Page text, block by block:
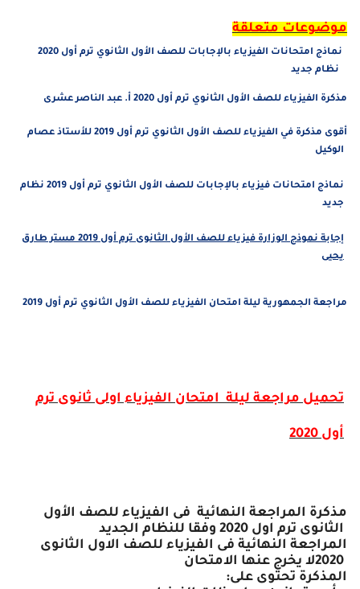
موضوعات متعلقة
نماذج امتحانات الفيزياء بالإجابات للصف الأول الثانوي ترم أول 2020
نظام جديد
مذكرة الفيزياء للصف الأول الثانوي ترم أول 2020 أ. عبد الناصر عشرى
أقوى مذكرة في الفيزياء للصف الأول الثانوي ترم أول 2019 للأستاذ عصام
الوكيل
نماذج امتحانات فيزياء بالإجابات للصف الأول الثانوي ترم أول 2019 نظام
جديد
إجابة نموذج الوزارة فيزياء للصف الأول الثانوى ترم أول 2019 مستر طارق
يحيى
مراجعة الجمهورية ليلة امتحان الفيزياء للصف الأول الثانوي ترم أول 2019
تحميل مراجعة ليلة امتحان الفيزياء اولى ثانوى ترم
أول 2020
مذكرة المراجعة النهائية فى الفيزياء للصف الأول
الثانوى ترم اول 2020 وفقا للنظام الجديد
المراجعة النهائية فى الفيزياء للصف الاول الثانوى
2020لا يخرج عنها الامتحان
المذكرة تحتوى على: